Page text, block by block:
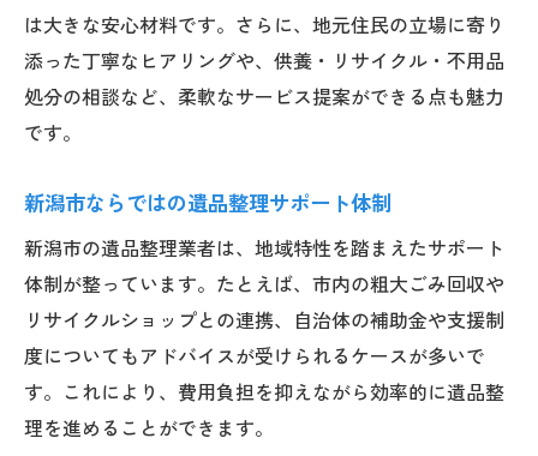
は大きな安心材料です。さらに、地元住民の立場に寄り
添った丁寧なヒアリングや、供養・リサイクル・不用品
処分の相談など、柔軟なサービス提案ができる点も魅力
です。
新潟市ならではの遺品整理サポート体制
新潟市の遺品整理業者は、地域特性を踏まえたサポート
体制が整っています。たとえば、市内の粗大ごみ回収や
リサイクルショップとの連携、自治体の補助金や支援制
度についてもアドバイスが受けられるケースが多いで
す。これにより、費用負担を抑えながら効率的に遺品整
理を進めることができます。